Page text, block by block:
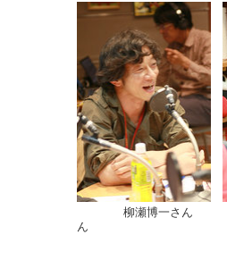
柳瀬博一さん